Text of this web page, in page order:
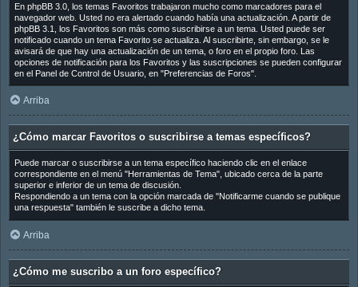
En phpBB 3.0, los temas Favoritos trabajaron mucho como marcadores para el
navegador web. Usted no era alertado cuando había una actualización. A partir de
phpBB 3.1, los Favoritos son más como suscribirse a un tema. Usted puede ser
notificado cuando un tema Favorito se actualiza. Al suscribirte, sin embargo, se le
avisará de que hay una actualización de un tema, o foro en el propio foro. Las
opciones de notificación para los Favoritos y las suscripciones se pueden configurar
en el Panel de Control de Usuario, en "Preferencias de Foros".
Arriba
¿Cómo marcar Favoritos o suscribirse a temas específicos?
Puede marcar o suscribirse a un tema específico haciendo clic en el enlace
correspondiente en el menú "Herramientas de Tema", ubicado cerca de la parte
superior e inferior de un tema de discusión.
Respondiendo a un tema con la opción marcada de "Notificarme cuando se publique
una respuesta" también le suscribe a dicho tema.
Arriba
¿Cómo me suscribo a un foro específico?